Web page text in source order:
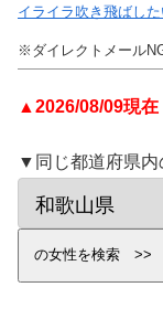
イライラ吹き飛ばした
※ダイレクトメール
▲2026/08/09現在
▼同じ都道府県